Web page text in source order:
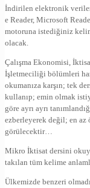
İndirilen elektronik
e Reader, Microsoft
motoruna istediğiniz
olacak.
Çalışma Ekonomisi,
İşletmeciliği bölümleri
okumanıza karşın; tek
kullanıp; emin olmak
göre ayrı ayrı
ezberleyerek değil; en az
görülecektir…
Mikro İktisat dersini
takılan tüm kelime
Ülkemizde benzeri